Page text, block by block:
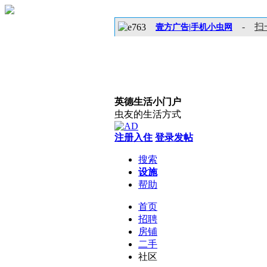
壹方广告|手机小虫网 - 扫
英德生活小门户
虫友的生活方式
注册入住 登录发帖
搜索
设施
帮助
首页
招聘
房铺
二手
社区